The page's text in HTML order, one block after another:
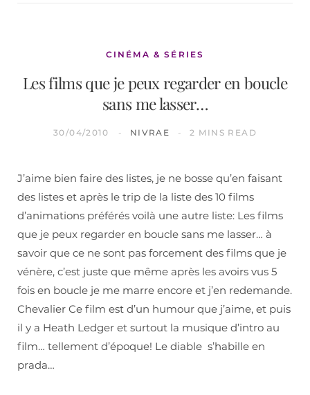
CINÉMA & SÉRIES
Les films que je peux regarder en boucle
sans me lasser…
30/04/2010 NIVRAE 2 MINS READ
J’aime bien faire des listes, je ne bosse qu’en faisant
des listes et après le trip de la liste des 10 films
d’animations préférés voilà une autre liste: Les films
que je peux regarder en boucle sans me lasser… à
savoir que ce ne sont pas forcement des films que je
vénère, c’est juste que même après les avoirs vus 5
fois en boucle je me marre encore et j’en redemande.
Chevalier Ce film est d’un humour que j’aime, et puis
il y a Heath Ledger et surtout la musique d’intro au
film… tellement d’époque! Le diable s’habille en
prada…